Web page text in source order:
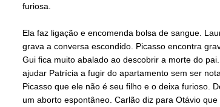
furiosa.
Ela faz ligação e encomenda bolsa de sangue.
grava a conversa escondido. Picasso encontra
Gui fica muito abalado ao descobrir a morte do
ajudar Patrícia a fugir do apartamento sem ser
Picasso que ele não é seu filho e o deixa furioso.
um aborto espontâneo. Carlão diz para Otávio